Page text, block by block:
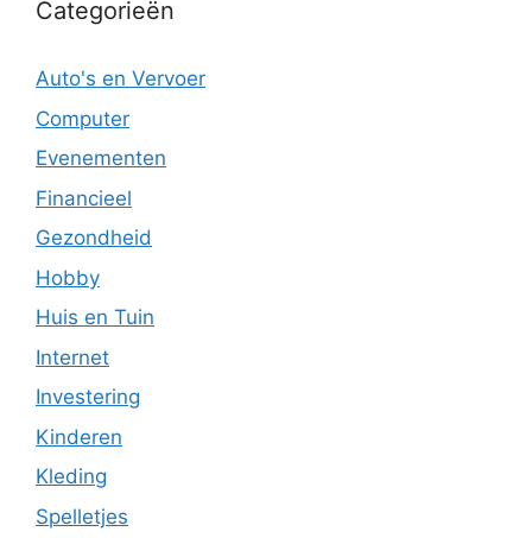
Categorieën
Auto's en Vervoer
Computer
Evenementen
Financieel
Gezondheid
Hobby
Huis en Tuin
Internet
Investering
Kinderen
Kleding
Spelletjes